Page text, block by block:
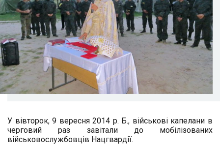
У вівторок, 9 вересня 2014 р. Б., військові капелани в
черговий раз завітали до мобілізованих
військовослужбовців Нацгвардії.